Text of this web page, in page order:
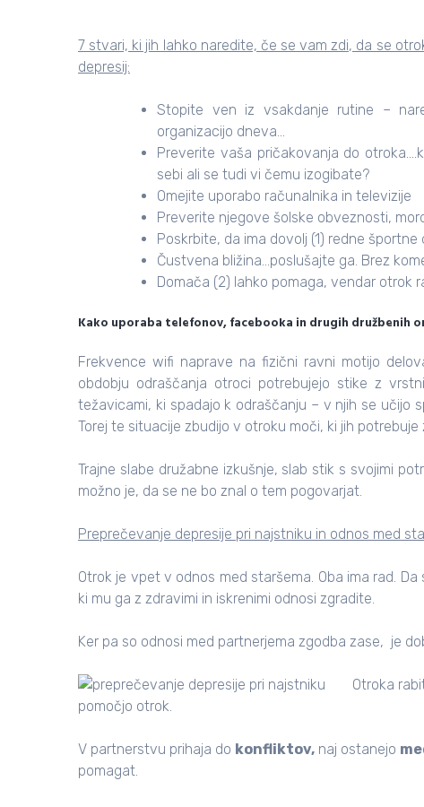
7 stvari, ki jih lahko naredite, če se vam zdi, da se
depresij:
Stopite ven iz vsakdanje rutine –
organizacijo dneva…
Preverite vaša pričakovanja do
sebi ali se tudi vi čemu izogibate?
Omejite uporabo računalnika in televizije
Preverite njegove šolske obveznosti,
Poskrbite, da ima dovolj (1) redne športne
Čustvena bližina…poslušajte ga. Brez
Domača (2) lahko pomaga, vendar otrok
Kako uporaba telefonov, facebooka in drugih družbenih
Frekvence wifi naprave na fizični ravni motijo
obdobju odraščanja otroci potrebujejo stike z
težavicami, ki spadajo k odraščanju – v njih se učijo
Torej te situacije zbudijo v otroku moči, ki jih potrebuje
Trajne slabe družabne izkušnje, slab stik s svojimi
možno je, da se ne bo znal o tem pogovarjat.
Preprečevanje depresije pri najstniku in odnos med
Otrok je vpet v odnos med staršema. Oba ima rad.
ki mu ga z zdravimi in iskrenimi odnosi zgradite.
Ker pa so odnosi med partnerjema zgodba zase, je
Otroka
pomočjo otrok.
V partnerstvu prihaja do konfliktov, naj ostanejo
pomagat.